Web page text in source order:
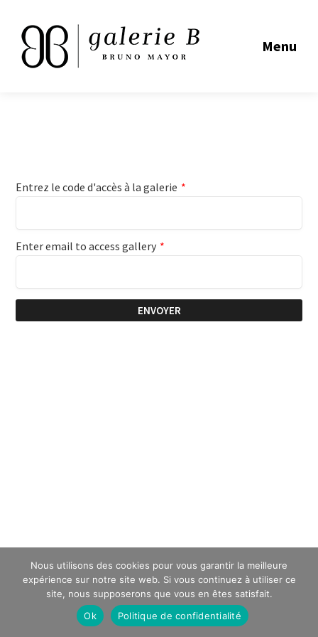
Menu
Entrez le code d'accès à la galerie *
Enter email to access gallery *
ENVOYER
Nous utilisons des cookies pour vous garantir la meilleure
expérience sur notre site web. Si vous continuez à utiliser ce
site, nous supposerons que vous en êtes satisfait.
Ok
Politique de confidentialité